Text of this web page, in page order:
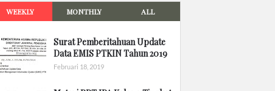
WEEKLY MONTHLY ALL
Surat Pemberitahuan Update
Data EMIS PTKIN Tahun 2019
Februari 18, 2019